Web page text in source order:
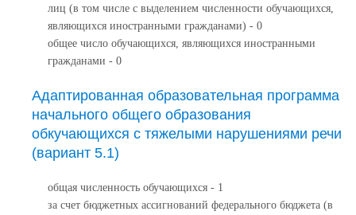
лиц (в том числе с выделением численности обучающихся,
являющихся иностранными гражданами) - 0
общее число обучающихся, являющихся иностранными
гражданами - 0
Адаптированная образовательная программа
начального общего образования
обкучающихся с тяжелыми нарушениями речи
(вариант 5.1)
общая численность обучающихся - 1
за счет бюджетных ассигнований федерального бюджета (в